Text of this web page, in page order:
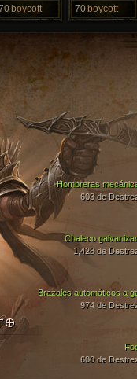
boycott 70 boycott
Chaleco
1,428 de
Brazales automáticos a
974 de
Hombreras
603 de
600 de